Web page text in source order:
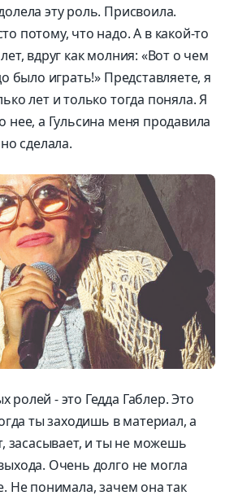
эту роль. Присвоила.
потому, что надо. А в какой-то
вдруг как молния: «Вот о чем
было играть!» Представляете, я
лет и только тогда поняла. Я
нее, а Гульсина меня продавила
сделала.
- это Гедда Габлер. Это
ты заходишь в материал, а
засасывает, и ты не можешь
Очень долго не могла
Не понимала, зачем она так